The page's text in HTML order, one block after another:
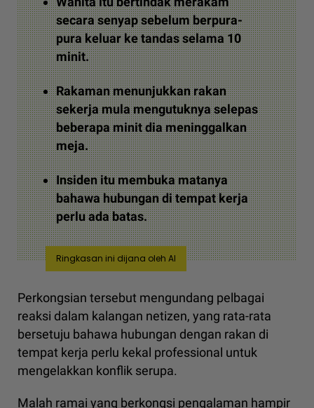
secara senyap sebelum berpura-
pura keluar ke tandas selama 10
minit.
Rakaman menunjukkan rakan
sekerja mula mengutuknya selepas
beberapa minit dia meninggalkan
meja.
Insiden itu membuka matanya
bahawa hubungan di tempat kerja
perlu ada batas.
Ringkasan ini dijana oleh AI
Perkongsian tersebut mengundang pelbagai
reaksi dalam kalangan netizen, yang rata-rata
bersetuju bahawa hubungan dengan rakan di
tempat kerja perlu kekal professional untuk
mengelakkan konflik serupa.
Malah ramai yang berkongsi pengalaman hampir